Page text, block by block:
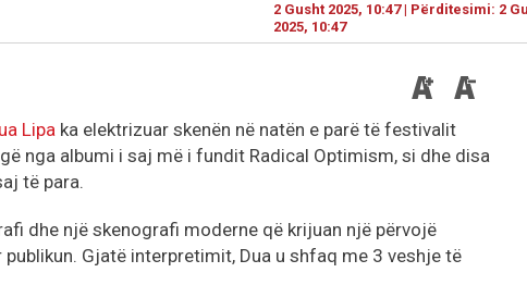
2 Gusht 2025, 10:47 | Përditesimi: 2
2025, 10:47
Lipa ka elektrizuar skenën në natën e parë të festivalit
nga albumi i saj më i fundit Radical Optimism, si dhe disa
të para.
dhe një skenografi moderne që krijuan një përvojë
Gjatë interpretimit, Dua u shfaq me 3 veshje të